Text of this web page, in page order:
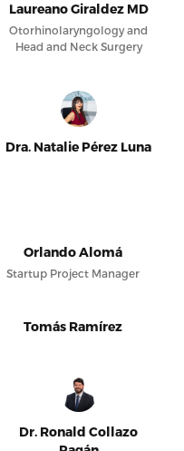
Laureano Giraldez MD
Otorhinolaryngology and
Head and Neck Surgery
Dra. Natalie Pérez Luna
Orlando Alomá
Startup Project Manager
Tomás Ramírez
Dr. Ronald Collazo